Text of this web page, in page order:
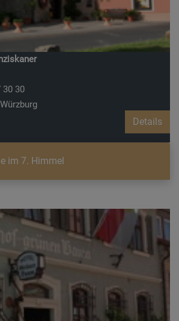
30 30
Details
im 7. Himmel